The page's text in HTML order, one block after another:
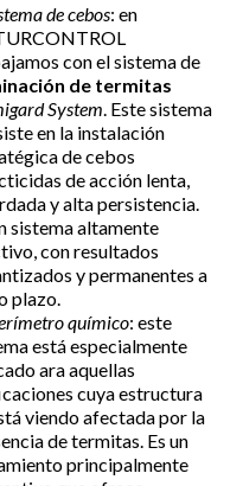
de cebos: en
con el sistema de
de termitas
System . Este sistema
en la instalación
de cebos
de acción lenta,
y alta persistencia.
sistema altamente
con resultados
y permanentes a
plazo.
químico: este
está especialmente
ara aquellas
cuya estructura
viendo afectada por la
de termitas. Es un
principalmente